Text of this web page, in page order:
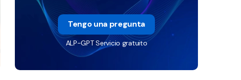
Tengo una pregunta
ALP-GPT Servicio gratuito